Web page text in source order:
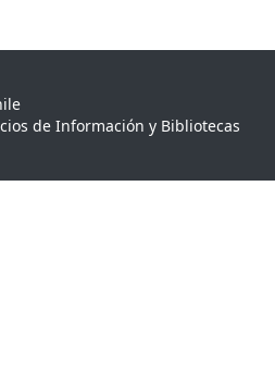
de Información y Bibliotecas